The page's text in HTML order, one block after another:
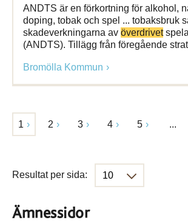
ANDTS är en förkortning för alkohol,
doping, tobak och spel ... tobaksbruk
skadeverkningarna av överdrivet
(ANDTS). Tillägg från föregående
Bromölla Kommun
1 2 3 4 5 ...
Resultat per sida:
Ämnessidor